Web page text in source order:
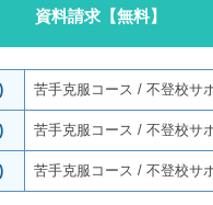
資料請求【無料】
苦手克服コース /不登校サ
苦手克服コース /不登校サ
苦手克服コース /不登校サ